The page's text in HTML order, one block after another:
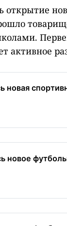
открытие
активное
новая
новое